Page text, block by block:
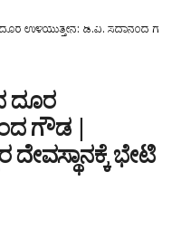
ಉಳಿಯುತ್ತೇನೆ: ಡಿ.ವಿ. ಸದಾನಂದ ಗೌಡ |
ದೂರ
ಗೌಡ |
ದೇವಸ್ಥಾನಕ್ಕೆ ಭೇಟಿ